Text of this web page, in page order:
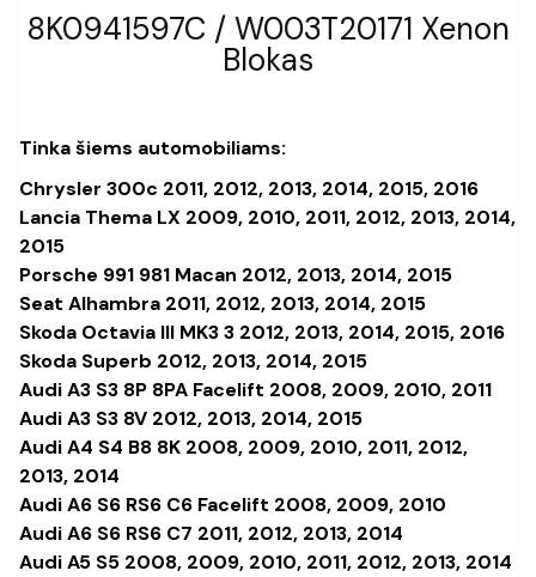
8K0941597C / W003T20171 Xenon
Blokas
Tinka šiems automobiliams:
Chrysler 300c 2011, 2012, 2013, 2014, 2015, 2016
Lancia Thema LX 2009, 2010, 2011, 2012, 2013, 2014,
2015
Porsche 991 981 Macan 2012, 2013, 2014, 2015
Seat Alhambra 2011, 2012, 2013, 2014, 2015
Skoda Octavia III MK3 3 2012, 2013, 2014, 2015, 2016
Skoda Superb 2012, 2013, 2014, 2015
Audi A3 S3 8P 8PA Facelift 2008, 2009, 2010, 2011
Audi A3 S3 8V 2012, 2013, 2014, 2015
Audi A4 S4 B8 8K 2008, 2009, 2010, 2011, 2012,
2013, 2014
Audi A6 S6 RS6 C6 Facelift 2008, 2009, 2010
Audi A6 S6 RS6 C7 2011, 2012, 2013, 2014
Audi A5 S5 2008, 2009, 2010, 2011, 2012, 2013, 2014